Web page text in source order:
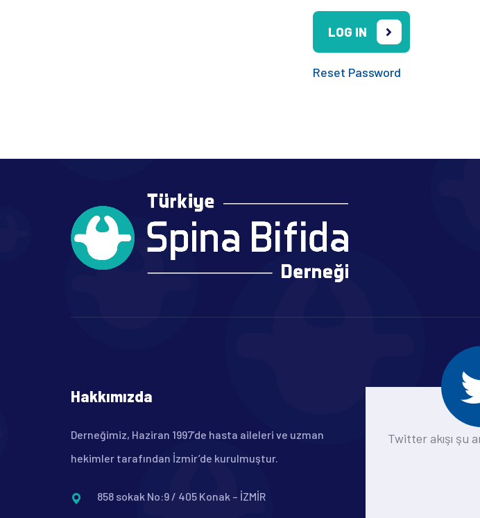
Reset Password
Hakkımızda
Derneğimiz, Haziran 1997’de hasta aileleri ve uzman
hekimler tarafından İzmir’de kurulmuştur.
858 sokak No:9 / 405 Konak – İZMİR
Twitter akışı şu